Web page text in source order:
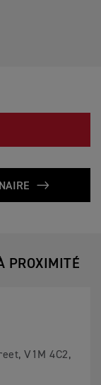
PROXIMITÉ
V1M 4C2,